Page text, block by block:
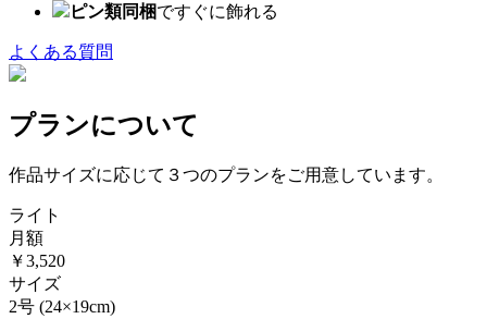
ピン類同梱ですぐに飾れる
よくある質問
プランについて
作品サイズに応じて３つのプランをご用意しています。
ライト
月額
￥3,520
サイズ
2号 (24×19cm)